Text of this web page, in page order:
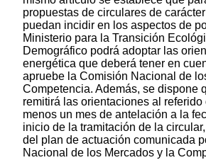
propuestas de circulares de
puedan incidir en los aspectos de
Ministerio para la Transición
Demográfico podrá adoptar las
energética que deberá tener en
apruebe la Comisión Nacional de
Competencia. Además, se dispone
remitirá las orientaciones al referido
menos un mes de antelación a la
inicio de la tramitación de la
del plan de actuación comunicada
Nacional de los Mercados y la